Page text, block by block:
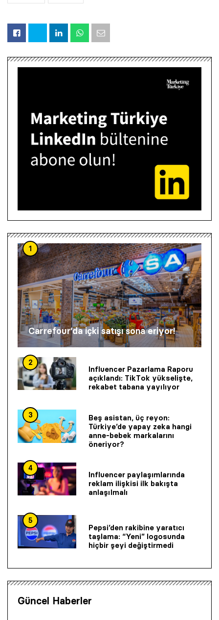
1
Carrefour’da içki satışı sona eriyor!
2
Influencer Pazarlama Raporu
açıklandı: TikTok yükselişte,
rekabet tabana yayılıyor
3
Beş asistan, üç reyon:
Türkiye’de yapay zeka hangi
anne-bebek markalarını
öneriyor?
4
Influencer paylaşımlarında
reklam ilişkisi ilk bakışta
anlaşılmalı
5
Pepsi’den rakibine yaratıcı
taşlama: “Yeni” logosunda
hiçbir şeyi değiştirmedi
Güncel Haberler